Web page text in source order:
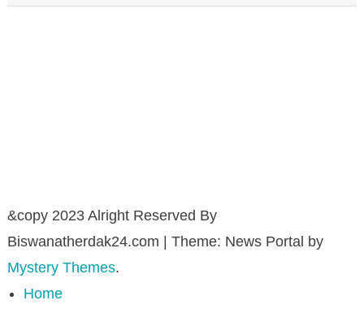
&copy 2023 Alright Reserved By
Biswanatherdak24.com | Theme: News Portal by
Mystery Themes.
Home